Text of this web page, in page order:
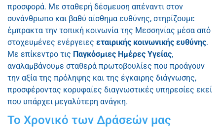
προσφορά. Με σταθερή δέσμευση απέναντι στον
συνάνθρωπο και βαθύ αίσθημα ευθύνης, στηρίζουμε
έμπρακτα την τοπική κοινωνία της Μεσσηνίας μέσα από
στοχευμένες ενέργειες εταιρικής κοινωνικής ευθύνης.
Με επίκεντρο τις Παγκόσμιες Ημέρες Υγείας,
αναλαμβάνουμε σταθερά πρωτοβουλίες που προάγουν
την αξία της πρόληψης και της έγκαιρης διάγνωσης,
προσφέροντας κορυφαίες διαγνωστικές υπηρεσίες εκεί
που υπάρχει μεγαλύτερη ανάγκη.
Το Χρονικό των Δράσεών μας